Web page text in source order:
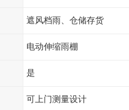
遮风档雨、仓储存货
电动伸缩雨棚
是
可上门测量设计